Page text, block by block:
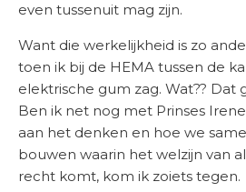
even tussenuit mag zijn.
Want die werkelijkheid is zo
toen ik bij de HEMA tussen de
elektrische gum zag. Wat?? Dat
Ben ik net nog met Prinses
aan het denken en hoe we
bouwen waarin het welzijn van
recht komt, kom ik zoiets tegen.